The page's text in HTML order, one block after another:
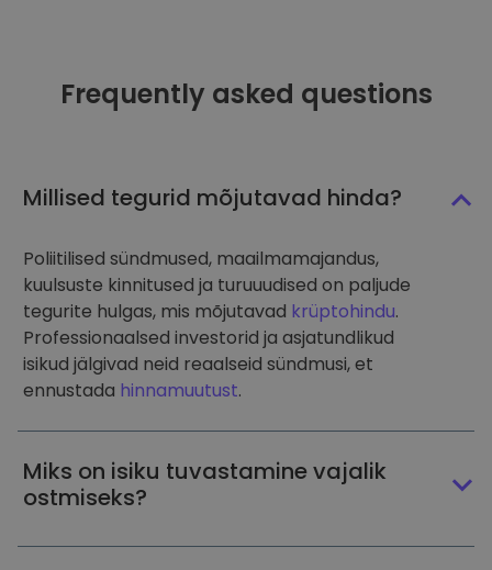
Frequently asked questions
Millised tegurid mõjutavad hinda?
Poliitilised sündmused, maailmamajandus,
kuulsuste kinnitused ja turuuudised on paljude
tegurite hulgas, mis mõjutavad krüptohindu.
Professionaalsed investorid ja asjatundlikud
isikud jälgivad neid reaalseid sündmusi, et
ennustada hinnamuutust.
Miks on isiku tuvastamine vajalik
ostmiseks?